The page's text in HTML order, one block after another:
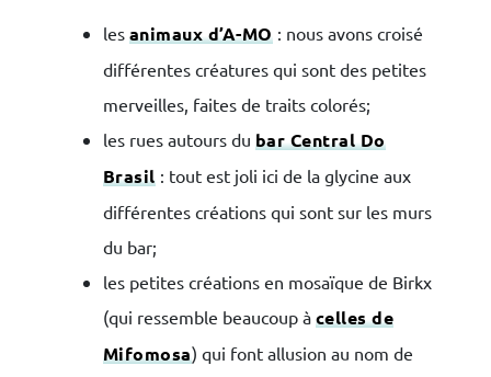
les animaux d’A-MO : nous avons croisé
différentes créatures qui sont des petites
merveilles, faites de traits colorés;
les rues autours du bar Central Do
Brasil: tout est joli ici de la glycine aux
différentes créations qui sont sur les murs
du bar;
les petites créations en mosaïque de Birkx
(qui ressemble beaucoup à celles de
Mifomosa) qui font allusion au nom de